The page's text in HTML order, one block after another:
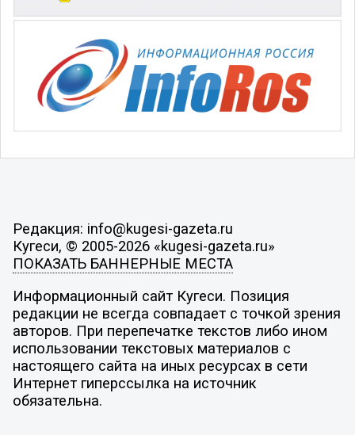
Редакция: info@kugesi-gazeta.ru
Кугеси, © 2005-2026 «kugesi-gazeta.ru»
ПОКАЗАТЬ БАННЕРНЫЕ МЕСТА
Информационный сайт Кугеси. Позиция
редакции не всегда совпадает с точкой зрения
авторов. При перепечатке текстов либо ином
использовании текстовых материалов с
настоящего сайта на иных ресурсах в сети
Интернет гиперссылка на источник
обязательна.